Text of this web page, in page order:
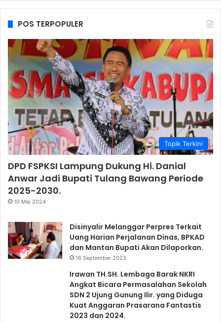
POS TERPOPULER
Topik Terkini
DPD FSPKSI Lampung Dukung Hi. Danial
Anwar Jadi Bupati Tulang Bawang Periode
2025-2030.
10 Mei 2024
Disinyalir Melanggar Perpres Terkait
Uang Harian Perjalanan Dinas, BPKAD
dan Mantan Bupati Akan Dilaporkan.
16 September 2023
Irawan TH.SH. Lembaga Barak NKRI
Angkat Bicara Permasalahan Sekolah
SDN 2 Ujung Gunung Ilir. yang Diduga
Kuat Anggaran Prasarana Fantastis
2023 dan 2024.